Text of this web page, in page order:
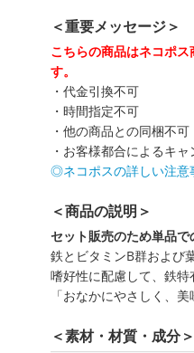
＜重要メッセージ＞
こちらの商品はネコポ
す。
・代金引換不可
・時間指定不可
・他の商品との同梱不可
・お客様都合によるキ
◎ネコポスの詳しい注意
＜商品の説明＞
セット販売のため単品で
鉄とビタミンB群および
嗜好性に配慮して、鉄特
「おなかにやさしく、
＜素材・材質・成分＞